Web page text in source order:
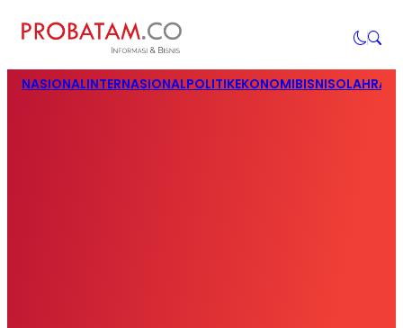
NASIONALINTERNASIONALPOLITIKEKONOMIBISNIS